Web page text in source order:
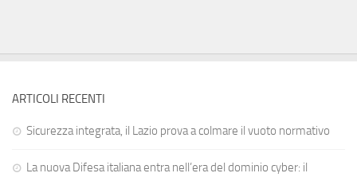
ARTICOLI RECENTI
Sicurezza integrata, il Lazio prova a colmare il vuoto normativo
La nuova Difesa italiana entra nell’era del dominio cyber: il